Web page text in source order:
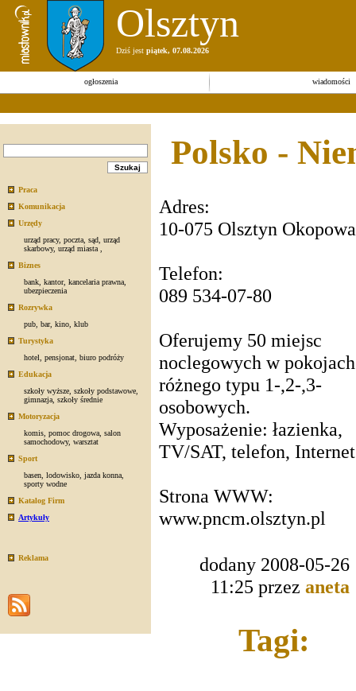
Olsztyn
Dziś jest piątek, 07.08.2026
ogłoszenia wiadomości
Praca
Komunikacja
Urzędy
urząd pracy, poczta sąd urząd
skarbowy, urząd miasta
Biznes
bank kantor, kancelaria prawna
ubezpieczenia
Rozrywka
pub bar, kino klub
Turystyka
hotel
pensjonat biuro podróży
Edukacja
szkoły wyższe szkoły podstawowe
gimnazja szkoły średnie
Motoryzacja
komis pomoc drogowa salon
samochodowy, warsztat
Sport
basen lodowisko jazda konna
sporty wodne
Katalog Firm
Artykuły
Reklama
Polsko -
Adres:
10-075 Olsztyn
Telefon:
089 534-07-80
Oferujemy 50 miejsc
noclegowych w pokojach
różnego typu 1-,2-,3-
osobowych.
Wyposażenie: łazienka,
TV/SAT, telefon,
Strona WWW:
www.pncm.olsztyn.pl
dodany 2008-05-26
11:25 przez aneta
Tagi: